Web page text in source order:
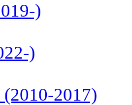
)
)
(2010-2017)